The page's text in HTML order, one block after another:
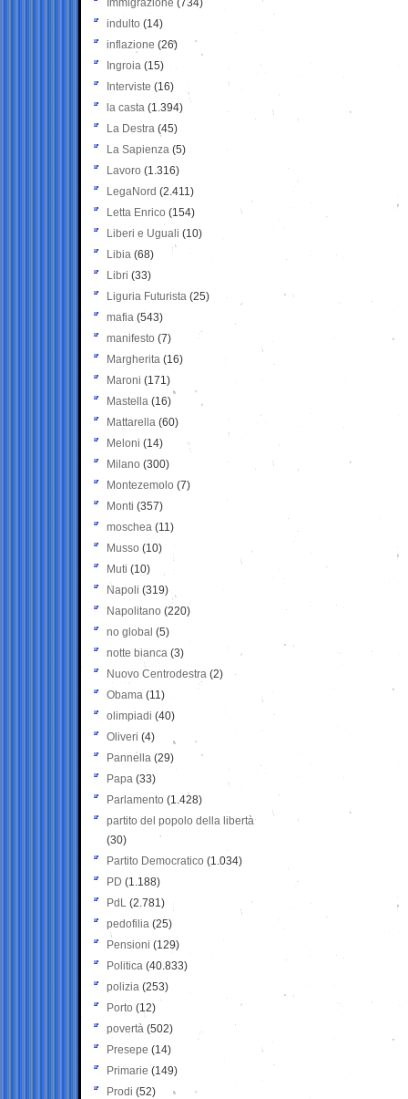
Immigrazione (734)
indulto (14)
inflazione (26)
Ingroia (15)
Interviste (16)
la casta (1.394)
La Destra (45)
La Sapienza (5)
Lavoro (1.316)
LegaNord (2.411)
Letta Enrico (154)
Liberi e Uguali (10)
Libia (68)
Libri (33)
Liguria Futurista (25)
mafia (543)
manifesto (7)
Margherita (16)
Maroni (171)
Mastella (16)
Mattarella (60)
Meloni (14)
Milano (300)
Montezemolo (7)
Monti (357)
moschea (11)
Musso (10)
Muti (10)
Napoli (319)
Napolitano (220)
no global (5)
notte bianca (3)
Nuovo Centrodestra (2)
Obama (11)
olimpiadi (40)
Oliveri (4)
Pannella (29)
Papa (33)
Parlamento (1.428)
partito del popolo della libertà
(30)
Partito Democratico (1.034)
PD (1.188)
PdL (2.781)
pedofilia (25)
Pensioni (129)
Politica (40.833)
polizia (253)
Porto (12)
povertà (502)
Presepe (14)
Primarie (149)
Prodi (52)